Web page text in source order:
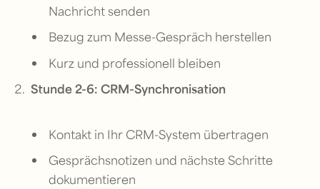
Nachricht senden
Bezug zum Messe-Gespräch herstellen
Kurz und professionell bleiben
Stunde 2-6: CRM-Synchronisation
Kontakt in Ihr CRM-System übertragen
Gesprächsnotizen und nächste Schritte
dokumentieren